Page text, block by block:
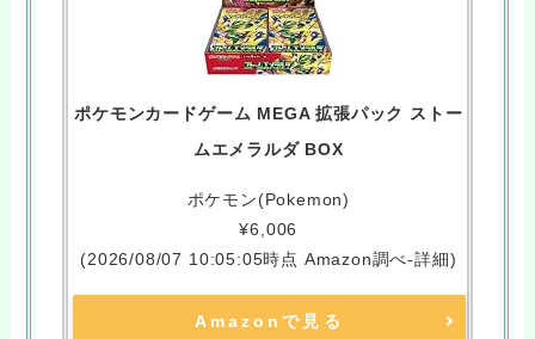
ポケモンカードゲーム MEGA 拡張パック ストー
ムエメラルダ BOX
ポケモン(Pokemon)
¥6,006
(2026/08/07 10:05:05時点 Amazon調べ-詳細)
Amazonで見る